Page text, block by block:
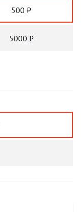
500 ₽
5000 ₽